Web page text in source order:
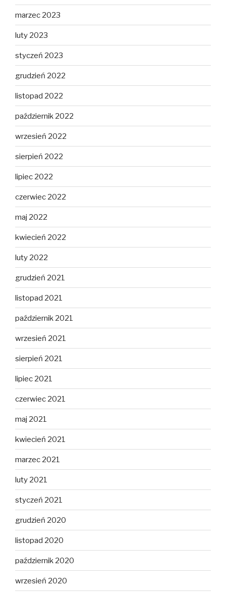
marzec 2023
luty 2023
styczeń 2023
grudzień 2022
listopad 2022
październik 2022
wrzesień 2022
sierpień 2022
lipiec 2022
czerwiec 2022
maj 2022
kwiecień 2022
luty 2022
grudzień 2021
listopad 2021
październik 2021
wrzesień 2021
sierpień 2021
lipiec 2021
czerwiec 2021
maj 2021
kwiecień 2021
marzec 2021
luty 2021
styczeń 2021
grudzień 2020
listopad 2020
październik 2020
wrzesień 2020